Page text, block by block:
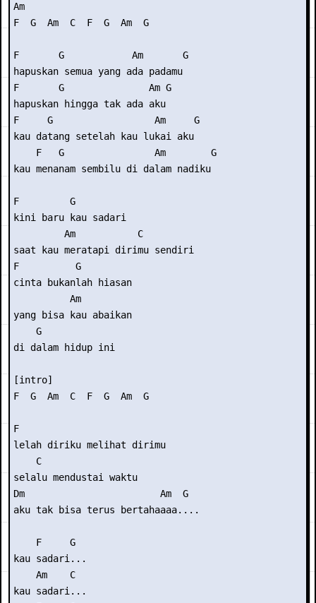
Am
F  G  Am  C  F  G  Am  G
F       G            Am       G
hapuskan semua yang ada padamu
F       G               Am G
hapuskan hingga tak ada aku
F     G                  Am     G
kau datang setelah kau lukai aku
    F   G                Am        G
kau menanam sembilu di dalam nadiku
F         G
kini baru kau sadari
         Am           C
saat kau meratapi dirimu sendiri
F          G
cinta bukanlah hiasan
          Am
yang bisa kau abaikan
    G
di dalam hidup ini
[intro]
F  G  Am  C  F  G  Am  G
F
lelah diriku melihat dirimu
    C
selalu mendustai waktu
Dm                        Am  G
aku tak bisa terus bertahaaaa....
    F     G
kau sadari...
    Am    C
kau sadari...